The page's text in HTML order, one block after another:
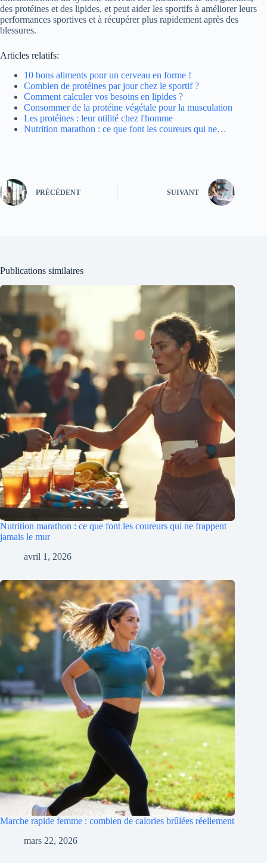
des protéines et des lipides, et peut aider les sportifs à améliorer leurs
performances sportives et à récupérer plus rapidement après des
blessures.
Articles relatifs:
10 bons aliments pour un cerveau en forme !
Combien de protéines par jour chez le sportif ?
Comment calculer vos besoins en lipides ?
Consommer de la protéine végétale pour la musculation
Les protéines : leur utilité chez l'homme
Nutrition marathon : ce que font les coureurs qui ne…
PRÉCÉDENT SUIVANT
Publications similaires
Nutrition marathon : ce que font les coureurs qui ne frappent
jamais le mur
avril 1, 2026
Marche rapide femme : combien de calories brûlées réellement
mars 22, 2026